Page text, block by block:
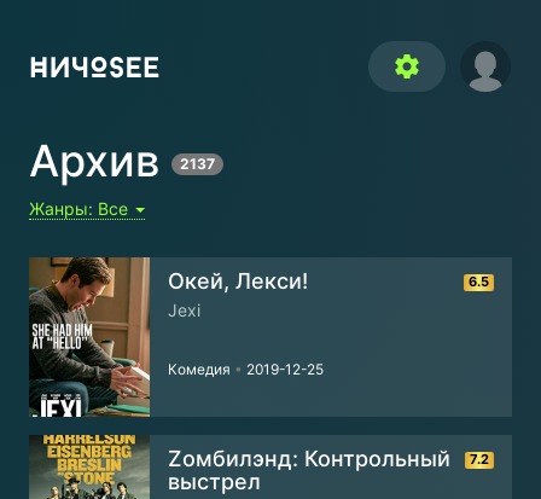
settings
Архив 2137
Жанры: Все
6.5
Окей, Лекси!
Jexi
Комедия • 2019-12-25
7.2
Zомбилэнд: Контрольный
выстрел